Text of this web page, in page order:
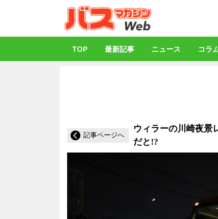
TOP 最新記事 ニュース コラ
記事ページへ
ウィラーの川崎夜
だと!?